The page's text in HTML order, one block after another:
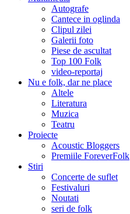
Autografe
Cantece in oglinda
Clipul zilei
Galerii foto
Piese de ascultat
Top 100 Folk
video-reportaj
Nu e folk, dar ne place
Altele
Literatura
Muzica
Teatru
Proiecte
Acoustic Bloggers
Premiile ForeverFolk
Stiri
Concerte de suflet
Festivaluri
Noutati
seri de folk